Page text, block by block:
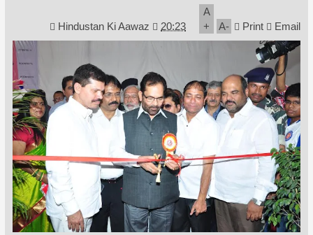
Hindustan Ki Aawaz 20:23
A
+
A- Print Email